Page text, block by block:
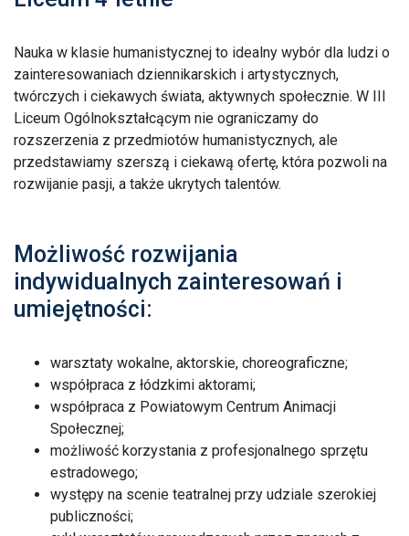
Nauka w klasie humanistycznej to idealny wybór dla ludzi o
zainteresowaniach dziennikarskich i artystycznych,
twórczych i ciekawych świata, aktywnych społecznie. W III
Liceum Ogólnokształcącym nie ograniczamy do
rozszerzenia z przedmiotów humanistycznych, ale
przedstawiamy szerszą i ciekawą ofertę, która pozwoli na
rozwijanie pasji, a także ukrytych talentów.
Możliwość rozwijania
indywidualnych zainteresowań i
umiejętności:
warsztaty wokalne, aktorskie, choreograficzne;
współpraca z łódzkimi aktorami;
współpraca z Powiatowym Centrum Animacji
Społecznej;
możliwość korzystania z profesjonalnego sprzętu
estradowego;
występy na scenie teatralnej przy udziale szerokiej
publiczności;